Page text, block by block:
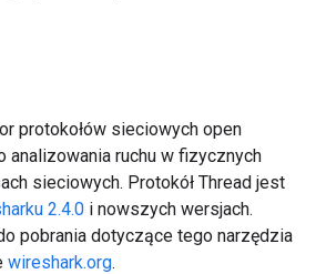
protokołów sieciowych open
analizowania ruchu w fizycznych
sieciowych. Protokół Thread jest
2.4.0 i nowszych wersjach.
pobrania dotyczące tego narzędzia
wireshark.org.